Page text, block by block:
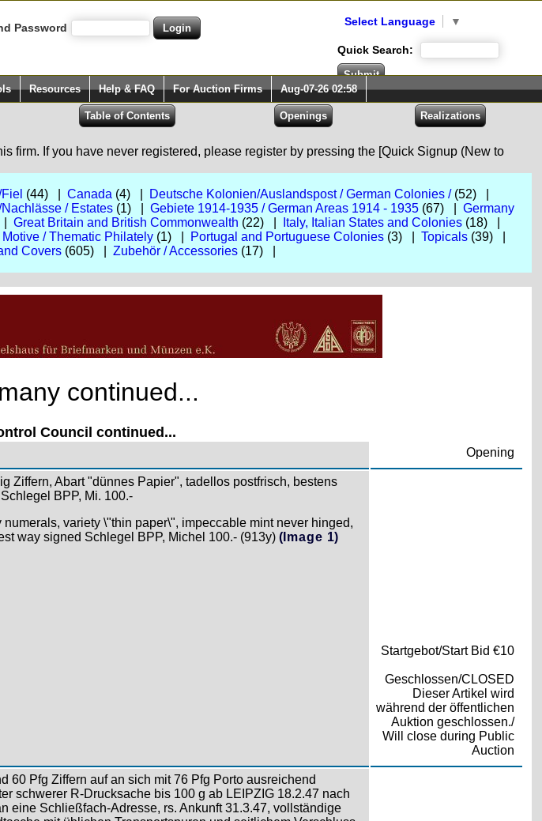
Password
Select Language ▼
Quick Search:
Resources Help & FAQ For Auction Firms Aug-07-26 02:58
firm. If you have never registered, please register by pressing the [Quick Signup (New to
(44) | Canada (4) | Deutsche Kolonien/Auslandspost / German Colonies /(52) |
/ Estates(1) | Gebiete 1914-1935 / German Areas 1914 - 1935(67) | Germany
Great Britain and British Commonwealth (22) | Italy, Italian States and Colonies(18) |
Motive / Thematic Philately(1) | Portugal and Portuguese Colonies(3) | Topicals(39) |
Covers(605) | Zubehör / Accessories(17) |
continued...
Council continued...
Opening
Ziffern, Abart "dünnes Papier", tadellos postfrisch, bestens
BPP, Mi. 100.-
numerals, variety \"thin paper\", impeccable mint never hinged,
way signed Schlegel BPP, Michel 100.- (913y) (Image 1)
Startgebot/Start Bid €10
Geschlossen/CLOSED
Dieser Artikel wird
während der öffentlichen
Auktion geschlossen./
Will close during Public
Auction
60 Pfg Ziffern auf an sich mit 76 Pfg Porto ausreichend
schwerer R-Drucksache bis 100 g ab LEIPZIG 18.2.47 nach
eine Schließfach-Adresse, rs. Ankunft 31.3.47, vollständige